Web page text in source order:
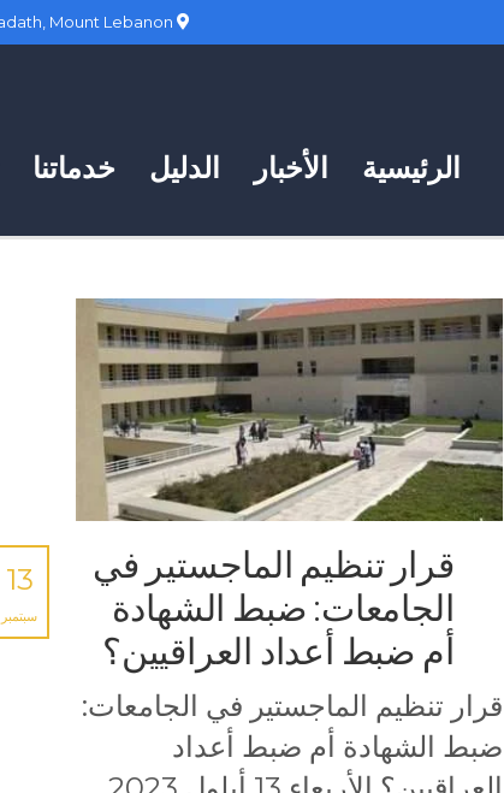
خدماتنا الدليل الأخبار الرئيسية
قرار تنظيم الماجستير في
الجامعات: ضبط الشهادة
أم ضبط أعداد العراقيين؟
13
سبتمبر
قرار تنظيم الماجستير في الجامعات:
ضبط الشهادة أم ضبط أعداد